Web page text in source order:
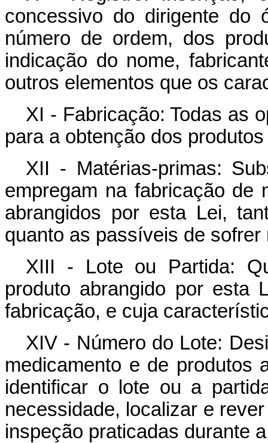
concessivo do dirigente do
número de ordem, dos
indicação do nome,
outros elementos que os
XI - Fabricação: Todas as
para a obtenção dos
XII - Matérias-primas:
empregam na fabricação de
abrangidos por esta Lei,
quanto as passíveis de sofrer
XIII - Lote ou Partida:
produto abrangido por esta
fabricação, e cuja
XIV - Número do Lote:
medicamento e de produtos
identificar o lote ou a
necessidade, localizar e
inspeção praticadas durante